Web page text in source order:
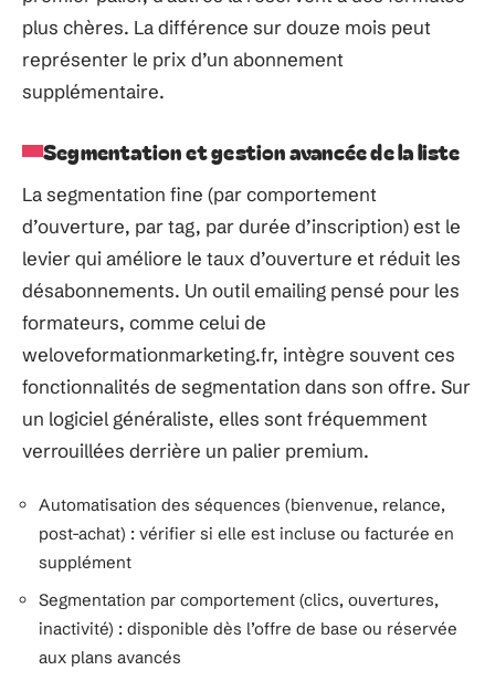
plus chères. La différence sur douze mois peut
représenter le prix d’un abonnement
supplémentaire.
Segmentation et gestion avancée de la liste
La segmentation fine (par comportement
d’ouverture, par tag, par durée d’inscription) est le
levier qui améliore le taux d’ouverture et réduit les
désabonnements. Un outil emailing pensé pour les
formateurs, comme celui de
weloveformationmarketing.fr, intègre souvent ces
fonctionnalités de segmentation dans son offre. Sur
un logiciel généraliste, elles sont fréquemment
verrouillées derrière un palier premium.
Automatisation des séquences (bienvenue, relance,
post-achat) : vérifier si elle est incluse ou facturée en
supplément
Segmentation par comportement (clics, ouvertures,
inactivité) : disponible dès l’offre de base ou réservée
aux plans avancés